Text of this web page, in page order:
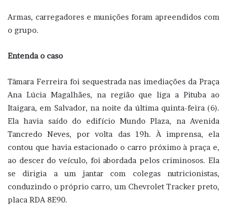
Armas, carregadores e munições foram apreendidos com
o grupo.
Entenda o caso
Tâmara Ferreira foi sequestrada nas imediações da Praça
Ana Lúcia Magalhães, na região que liga a Pituba ao
Itaigara, em Salvador, na noite da última quinta-feira (6).
Ela havia saído do edifício Mundo Plaza, na Avenida
Tancredo Neves, por volta das 19h. À imprensa, ela
contou que havia estacionado o carro próximo à praça e,
ao descer do veículo, foi abordada pelos criminosos. Ela
se dirigia a um jantar com colegas nutricionistas,
conduzindo o próprio carro, um Chevrolet Tracker preto,
placa RDA 8E90.